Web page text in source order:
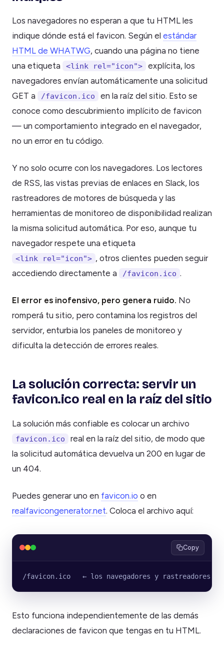
Los navegadores no esperan a que tu HTML les
indique dónde está el favicon. Según el estándar
HTML de WHATWG, cuando una página no tiene
una etiqueta
<link rel="icon">
explícita, los
navegadores envían automáticamente una solicitud
GET a
/favicon.ico
en la raíz del sitio. Esto se
conoce como descubrimiento implícito de favicon
— un comportamiento integrado en el navegador,
no un error en tu código.
Y no solo ocurre con los navegadores. Los lectores
de RSS, las vistas previas de enlaces en Slack, los
rastreadores de motores de búsqueda y las
herramientas de monitoreo de disponibilidad realizan
la misma solicitud automática. Por eso, aunque tu
navegador respete una etiqueta
<link rel="icon"> , otros clientes pueden seguir
accediendo directamente a
/favicon.ico .
El error es inofensivo, pero genera ruido. No
romperá tu sitio, pero contamina los registros del
servidor, enturbia los paneles de monitoreo y
dificulta la detección de errores reales.
La solución correcta: servir un
favicon.ico real en la raíz del sitio
La solución más confiable es colocar un archivo
favicon.ico
real en la raíz del sitio, de modo que
la solicitud automática devuelva un 200 en lugar de
un 404.
Puedes generar uno en favicon.io o en
realfavicongenerator.net. Coloca el archivo aquí:
Copy
/favicon.ico   ← los navegadores y rastreadores
Esto funciona independientemente de las demás
declaraciones de favicon que tengas en tu HTML.